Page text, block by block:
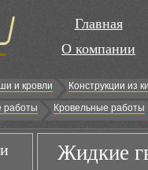
Главная
О компании
и кровли
Конструкции из
работы Кровельные работы
Жидкие